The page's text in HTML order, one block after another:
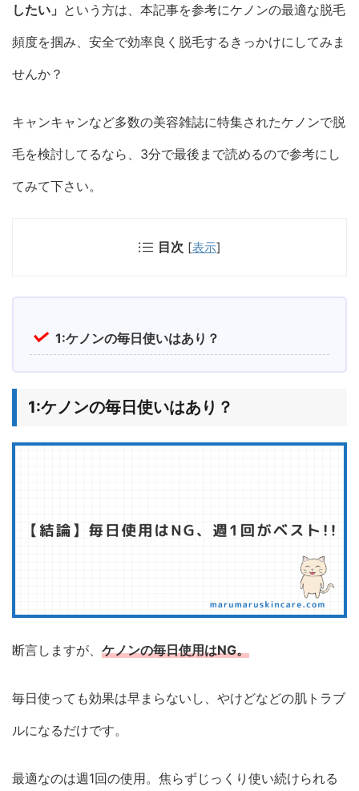
したい」 という方は、本記事を参考にケノンの最適な脱毛
頻度を掴み、安全で効率良く脱毛するきっかけにしてみま
せんか？
キャンキャンなど多数の美容雑誌に特集されたケノンで脱
毛を検討してるなら、3分で最後まで読めるので参考にし
てみて下さい。
目次 [表示]
1:ケノンの毎日使いはあり？
1:ケノンの毎日使いはあり？
断言しますが、 ケノンの毎日使用はNG。
毎日使っても効果は早まらないし、やけどなどの肌トラブ
ルになるだけです。
最適なのは週1回の使用。焦らずじっくり使い続けられる